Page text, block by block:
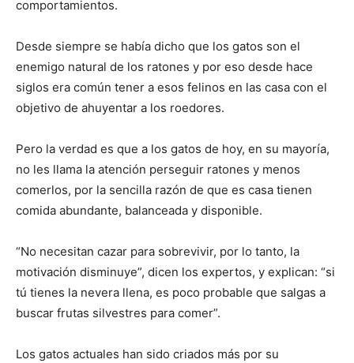
comportamientos.
Desde siempre se había dicho que los gatos son el
enemigo natural de los ratones y por eso desde hace
siglos era común tener a esos felinos en las casa con el
objetivo de ahuyentar a los roedores.
Pero la verdad es que a los gatos de hoy, en su mayoría,
no les llama la atención perseguir ratones y menos
comerlos, por la sencilla razón de que es casa tienen
comida abundante, balanceada y disponible.
“No necesitan cazar para sobrevivir, por lo tanto, la
motivación disminuye”, dicen los expertos, y explican: “si
tú tienes la nevera llena, es poco probable que salgas a
buscar frutas silvestres para comer”.
Los gatos actuales han sido criados más por su